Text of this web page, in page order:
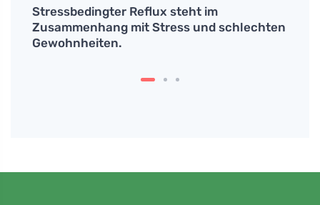
Stressbedingter Reflux steht im
Zusammenhang mit Stress und schlechten
Gewohnheiten.